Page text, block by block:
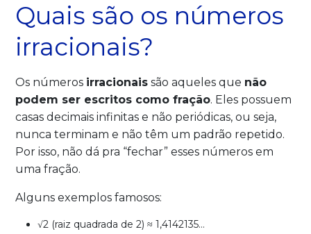
Quais são os números
irracionais?
Os números irracionais são aqueles que não
podem ser escritos como fração. Eles possuem
casas decimais infinitas e não periódicas, ou seja,
nunca terminam e não têm um padrão repetido.
Por isso, não dá pra “fechar” esses números em
uma fração.
Alguns exemplos famosos:
√2 (raiz quadrada de 2) ≈ 1,4142135…